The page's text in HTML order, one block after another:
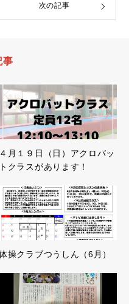
次の記事
事
４月１９日（日）アクロバッ
トクラスがあります！
操クラブつうしん（6月）